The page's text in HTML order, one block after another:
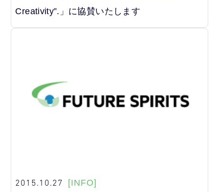
Creativity”.」に協賛いたします
2015.10.27 [INFO]